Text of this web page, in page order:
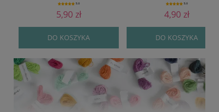
5.0
5,90 zł
DO KOSZYKA
5.0
4,90 zł
DO KOSZYKA